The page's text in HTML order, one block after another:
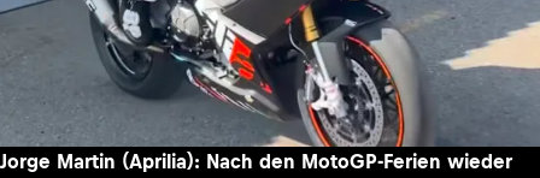
Jorge Martin (Aprilia): Nach den MotoGP-Ferien wieder